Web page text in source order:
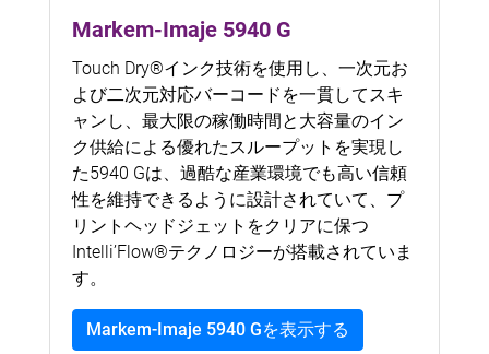
Markem-Imaje 5940 G
Touch Dry®インク技術を使用し、一次元お
よび二次元対応バーコードを一貫してスキ
ャンし、最大限の稼働時間と大容量のイン
ク供給による優れたスループットを実現し
た5940 Gは、過酷な産業環境でも高い信頼
性を維持できるように設計されていて、プ
リントヘッドジェットをクリアに保つ
Intelli’Flow®テクノロジーが搭載されていま
す。
Markem-Imaje 5940 Gを表示する